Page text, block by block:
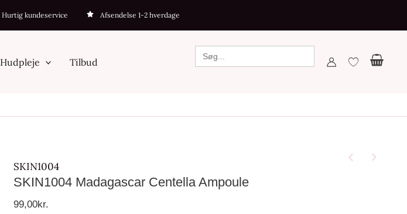
Hurtig kundeservice Afsendelse 1-2 hverdage
Hudpleje Tilbud
SKIN1004
SKIN1004 Madagascar Centella Ampoule
99,00kr.
Madagascar
Ampoule